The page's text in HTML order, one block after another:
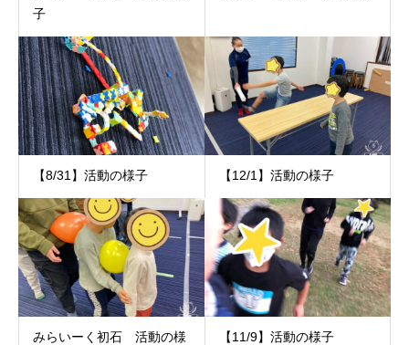
子
【8/31】活動の様子 【12/1】活動の様子
みらいーく初石 活動の様
【11/9】活動の様子